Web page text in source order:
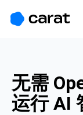
无需
运行 AI